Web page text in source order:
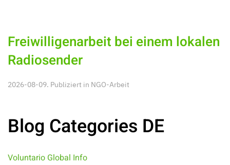
Freiwilligenarbeit bei einem lokalen
Radiosender
2026-08-09. Publiziert in NGO-Arbeit
Blog Categories DE
Voluntario Global Info